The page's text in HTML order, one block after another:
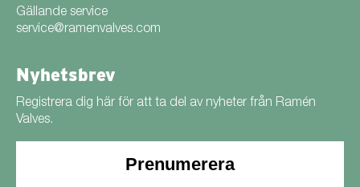
Gällande service
service@ramenvalves.com
Nyhetsbrev
Registrera dig här för att ta del av nyheter från Ramén
Valves.
Prenumerera